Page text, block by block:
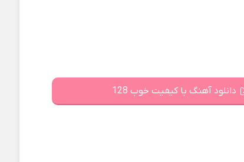
دانلود آهنگ با کیفیت خوب 128